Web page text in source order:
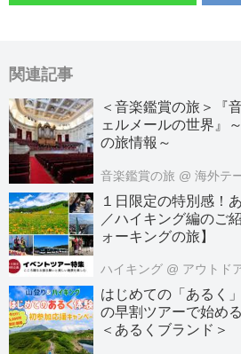
県、石川県
＜4...
関連記事
＜音楽鑑賞の旅＞『
ェルメールの世界』
の旅情報～
音楽鑑賞の旅 @ 海外テ
１日限定の特別感！
／ハイキング編のご
ォーキングの旅】
ハイキング @ アウトド
はじめての「あるく
の早割ツアーで始め
＜あるくブランド＞